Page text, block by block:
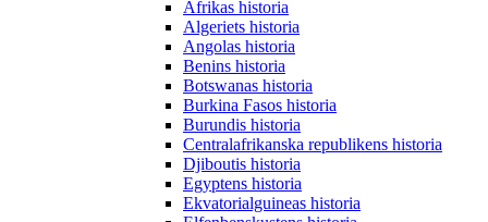
Afrikas historia
Algeriets historia
Angolas historia
Benins historia
Botswanas historia
Burkina Fasos historia
Burundis historia
Centralafrikanska republikens historia
Djiboutis historia
Egyptens historia
Ekvatorialguineas historia